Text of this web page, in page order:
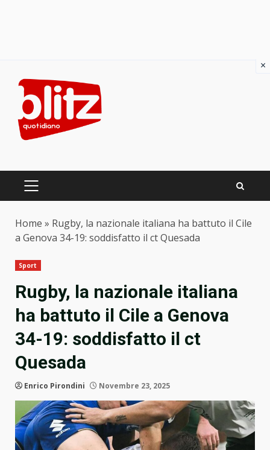
content
PRIMARY
Home » Rugby, la nazionale italiana ha battuto il Cile
a Genova 34-19: soddisfatto il ct Quesada
Sport
Rugby, la nazionale italiana
ha battuto il Cile a Genova
34-19: soddisfatto il ct
Quesada
Enrico Pirondini Novembre 23, 2025
×